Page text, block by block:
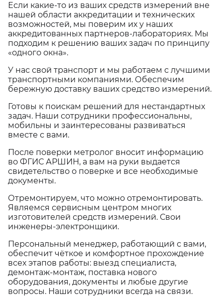
Если какие-то из ваших средств измерений вне
нашей области аккредитации и технических
возможностей, мы поверим их у наших
аккредитованных партнеров-лабораториях. Мы
подходим к решению ваших задач по принципу
«одного окна».
У нас свой транспорт и мы работаем с лучшими
транспортными компаниями. Обеспечим
бережную доставку ваших средство измерений.
Готовы к поискам решений для нестандартных
задач. Наши сотрудники профессиональны,
мобильны и заинтересованы развиваться
вместе с вами.
После поверки метролог вносит информацию
во ФГИС АРШИН, а вам на руки выдается
свидетельство о поверке и все необходимые
документы.
Отремонтируем, что можно отремонтировать.
Являемся сервисным центром многих
изготовителей средств измерений. Свои
инженеры-электронщики.
Персональный менеджер, работающий с вами,
обеспечит чёткое и комфортное прохождение
всех этапов работы: выезд специалиста,
демонтаж-монтаж, поставка нового
оборудования, документы и любые другие
вопросы. Наши сотрудники всегда на связи.